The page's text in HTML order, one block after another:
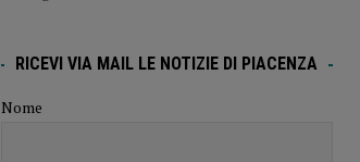
RICEVI VIA MAIL LE NOTIZIE DI PIACENZA
Nome